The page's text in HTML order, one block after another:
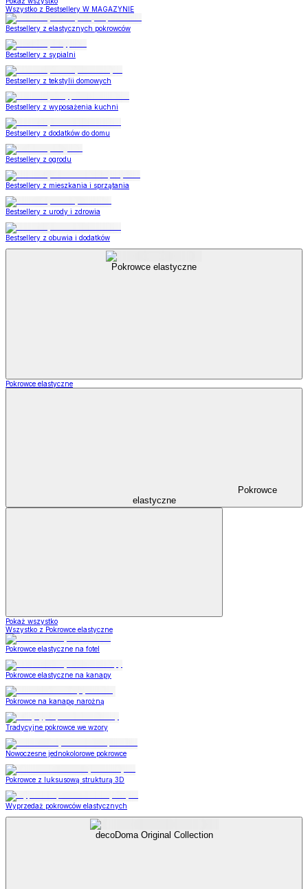
Wszystko z Bestsellery W MAGAZYNIE
Bestsellery z elastycznych pokrowców
Bestsellery z sypialni
Bestsellery z tekstylii domowych
Bestsellery z wyposażenia kuchni
Bestsellery z dodatków do domu
Bestsellery z ogrodu
Bestsellery z mieszkania i sprzątania
Bestsellery z urody i zdrowia
Bestsellery z obuwia i dodatków
Pokrowce elastyczne
Pokrowce elastyczne
Pokrowce
elastyczne
Pokaż wszystko
Wszystko z Pokrowce elastyczne
Pokrowce elastyczne na fotel
Pokrowce elastyczne na kanapy
Pokrowce na kanapę narożną
Tradycyjne pokrowce we wzory
Nowoczesne jednokolorowe pokrowce
Pokrowce z luksusową strukturą 3D
Wyprzedaż pokrowców elastycznych
decoDoma Original Collection